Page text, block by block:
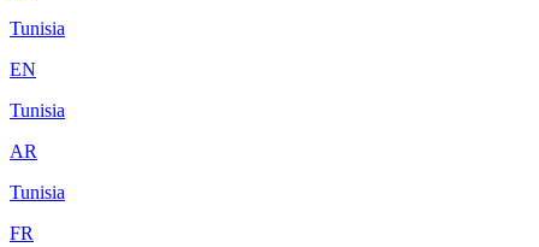
Tunisia
EN
Tunisia
AR
Tunisia
FR